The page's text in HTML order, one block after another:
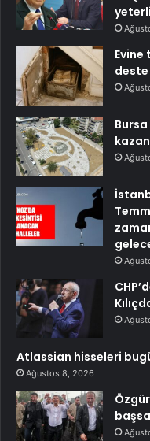
Atlassian hisseleri
Ağustos 8, 2026